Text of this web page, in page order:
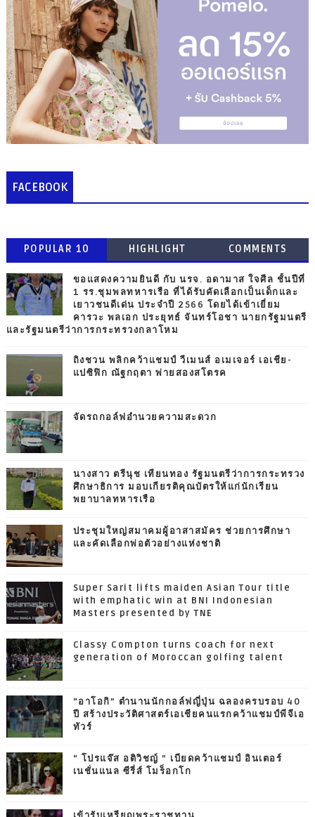
FACEBOOK
POPULAR 10 HIGHLIGHT COMMENTS
ขอแสดงความยินดี กับ นรจ. อดามาส ใจศีล ชั้นปีที่
1 รร.ชุมพลทหารเรือ ที่ได้รับคัดเลือกเป็นเด็กและ
เยาวชนดีเด่น ประจำปี 2566 โดยได้เข้าเยี่ยม
คารวะ พลเอก ประยุทธ์ จันทร์โอชา นายกรัฐมนตรี
และรัฐมนตรีว่าการกระทรวงกลาโหม
ถิงชวน พลิกคว้าแชมป์ วีเมนส์ อเมเจอร์ เอเชีย-
แปซิฟิก ณัฐกฤตา พ่ายสองสโตรค
จัดรถกอล์ฟอำนวยความสะดวก
นางสาว ตรีนุช เทียนทอง รัฐมนตรีว่าการกระทรวง
ศึกษาธิการ มอบเกียรติคุณบัตรให้แก่นักเรียน
พยาบาลทหารเรือ
ประชุมใหญ่สมาคมผู้อาสาสมัคร ช่วยการศึกษา
และคัดเลือกพ่อตัวอย่างแห่งชาติ
Super Sarit lifts maiden Asian Tour title
with emphatic win at BNI Indonesian
Masters presented by TNE
Classy Compton turns coach for next
generation of Moroccan golfing talent
“อาโอกิ” ตำนานนักกอล์ฟญี่ปุ่น ฉลองครบรอบ 40
ปี สร้างประวัติศาสตร์เอเชียคนแรกคว้าแชมป์พีจีเอ
ทัวร์
“ โปรแจ๊ส อติวิชญ์ ” เบียดคว้าแชมป์ อินเตอร์
เนชั่นแนล ซีรี่ส์ โมร็อกโก